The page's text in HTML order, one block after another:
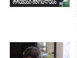
რჩევები მშობლებს